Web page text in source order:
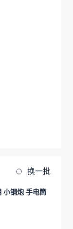
换一批
小钢炮 手电筒